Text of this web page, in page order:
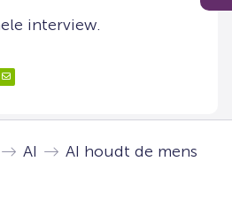
interview.
Delen
AI
AI houdt de mens